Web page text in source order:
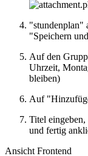
"stundenplan"
"Speichern
Auf den
Uhrzeit,
bleiben)
Auf
Titel
und fertig
Ansicht Frontend